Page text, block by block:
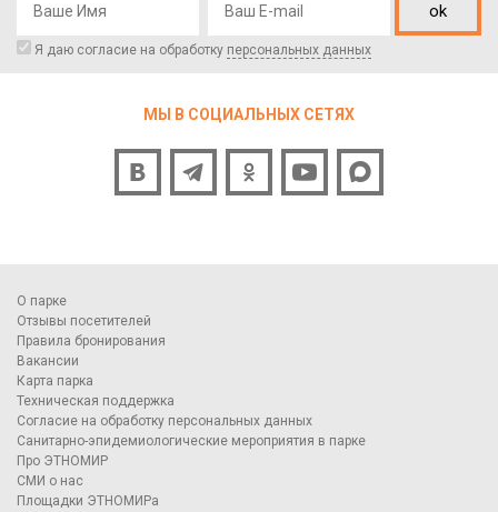
ok
Я даю согласие на обработку персональных данных
МЫ В СОЦИАЛЬНЫХ СЕТЯХ
О парке
Отзывы посетителей
Правила бронирования
Вакансии
Карта парка
Техническая поддержка
Согласие на обработку персональных данных
Санитарно-эпидемиологические мероприятия в парке
Про ЭТНОМИР
СМИ о нас
Площадки ЭТНОМИРа